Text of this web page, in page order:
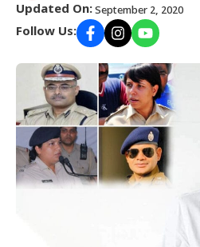
Updated On:September 2, 2020
Follow Us: